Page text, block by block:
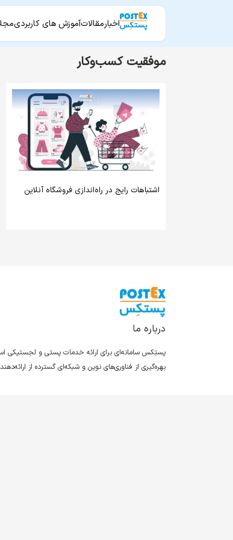
اخبارمقالاتآموزش های کاربردی
موفقیت کسب‌وکار
اشتباهات رایج در راه‌اندازی فروشگاه آنلاین
درباره ما
پستِکس سامانه‌ای برای ارائه خدمات پستی و
بهره‌گیری از فناوری‌های نوین و شبکه‌ای گسترده از